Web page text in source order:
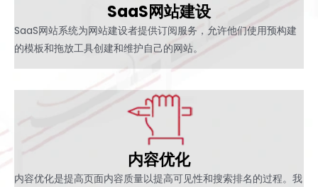
SaaS网站建设
SaaS网站系统为网站建设者提供订阅服务，允许他们使用预构建
的模板和拖放工具创建和维护自己的网站。
内容优化
内容优化是提高页面内容质量以提高可见性和搜索排名的过程。我